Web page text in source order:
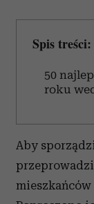
Spis treści:
50
roku
Aby
mieszkańców